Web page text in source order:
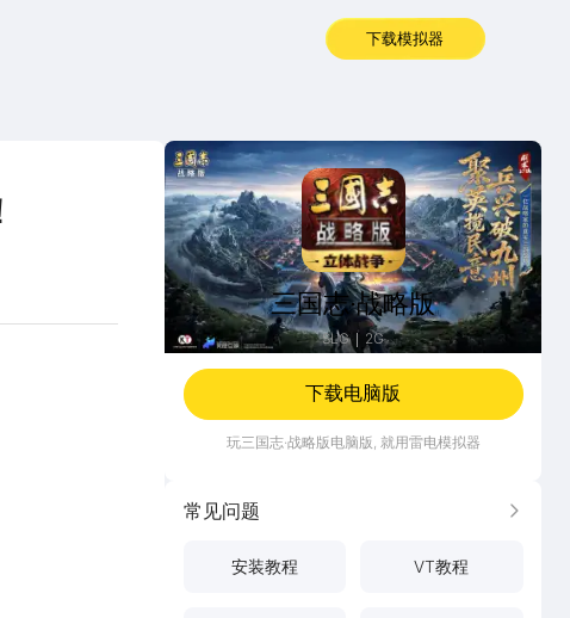
下载模拟器
三国志·战略版
三国志·战略版
SLG 2G
下载电脑版
玩三国志·战略版电脑版, 就用雷电模拟器
常见问题 更多
安装教程 VT教程